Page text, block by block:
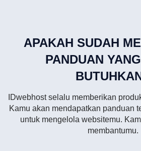
APAKAH SUDAH
PANDUAN
IDwebhost selalu memberikan
Kamu akan mendapatkan panduan
untuk mengelola websitemu.
membantumu.